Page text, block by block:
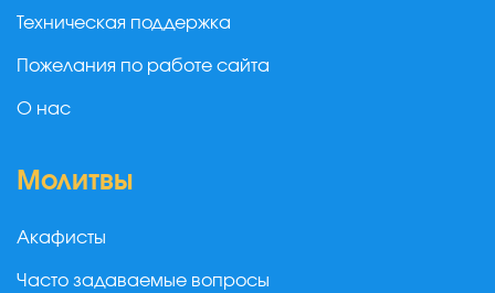
Техническая поддержка
Пожелания по работе сайта
О нас
Молитвы
Акафисты
Часто задаваемые вопросы